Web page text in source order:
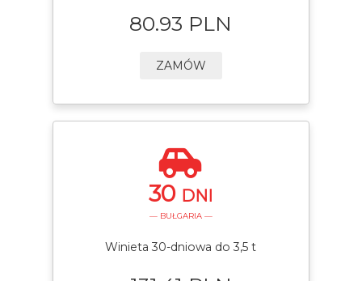
80.93 PLN
ZAMÓW
30 DNI
— BUŁGARIA —
Winieta 30-dniowa do 3,5 t